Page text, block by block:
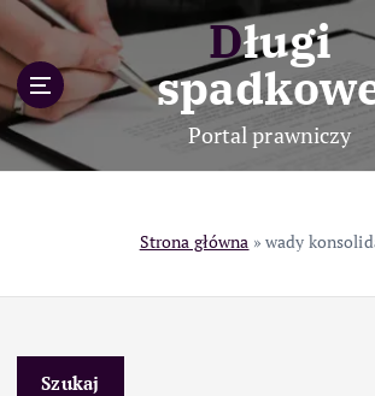
p
o
c
Długi
Portal prawniczy
Strona główna » wady
Szukaj